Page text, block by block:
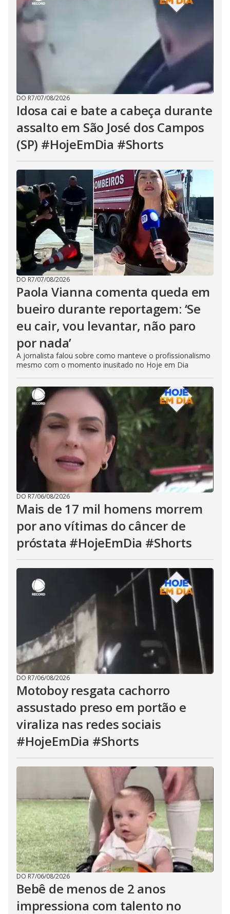
DO R7/07/08/2026
Idosa cai e bate a cabeça durante
assalto em São José dos Campos
(SP) #HojeEmDia #Shorts
DO R7/07/08/2026
Paola Vianna comenta queda em
bueiro durante reportagem: ‘Se
eu cair, vou levantar, não paro
por nada’
A jornalista falou sobre como manteve o profissionalismo
mesmo com o momento inusitado no Hoje em Dia
DO R7/06/08/2026
Mais de 17 mil homens morrem
por ano vítimas do câncer de
próstata #HojeEmDia #Shorts
DO R7/06/08/2026
Motoboy resgata cachorro
assustado preso em portão e
viraliza nas redes sociais
#HojeEmDia #Shorts
DO R7/06/08/2026
Bebê de menos de 2 anos
impressiona com talento no